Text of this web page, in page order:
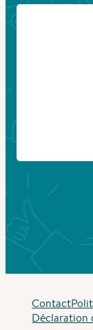
Contact
Déclaration